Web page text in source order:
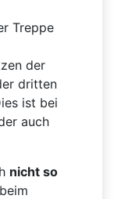
Treppe
der
dritten
ist bei
auch
nicht so